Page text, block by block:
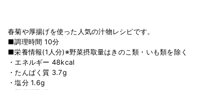
春菊や厚揚げを使った人気の汁物レシピです。
■調理時間 10分
■栄養情報(1人分)※野菜摂取量はきのこ類・いも類を除く
・エネルギー 48kcal
・たんぱく質 3.7g
・塩分 1.6g